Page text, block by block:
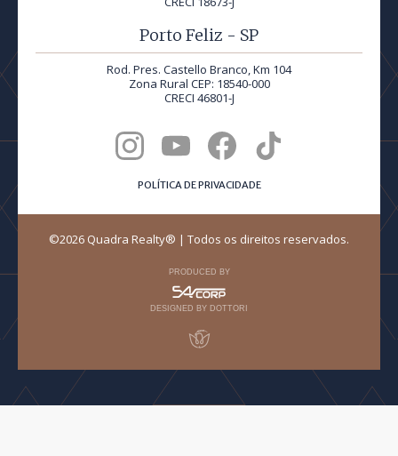
Porto Feliz - SP
Rod. Pres. Castello Branco, Km 104
Zona Rural CEP: 18540-000
CRECI 46801-J
POLÍTICA DE PRIVACIDADE
©2026 Quadra Realty® | Todos os direitos reservados.
PRODUCED BY
DESIGNED BY DOTTORI